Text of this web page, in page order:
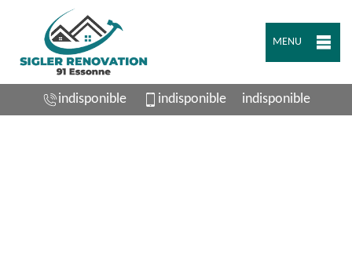
MENU
indisponible indisponible indisponible